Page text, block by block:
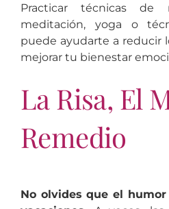
Practicar técnicas de
meditación, yoga o
puede ayudarte a reducir
mejorar tu bienestar
La Risa, El
Remedio
No olvides que el